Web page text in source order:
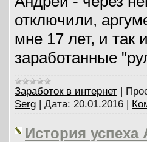
отключили,
мне 17 лет, и так
заработанные
Заработок в интернет |
Serg | Дата: 20.01.2016 |
История успеха